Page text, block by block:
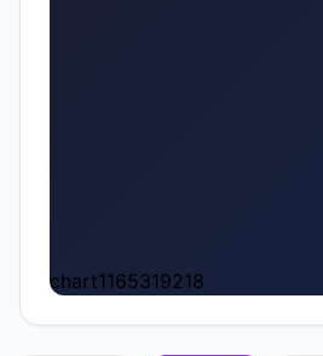
chart1165319218